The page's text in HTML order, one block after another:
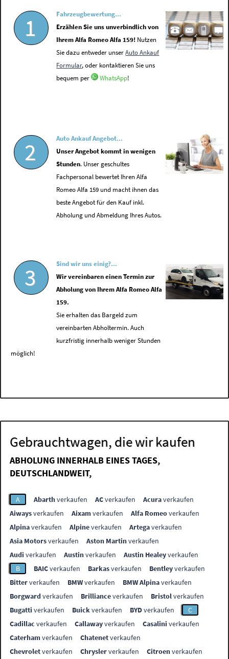
1
Fahrzeugbewertung...
Erzählen Sie uns unverbindlich von
Ihrem Alfa Romeo Alfa 159! Nutzen
Sie dazu entweder unserAuto Ankauf
Formular, oder kontaktieren Sie uns
bequem per
WhatsApp!
2
Auto Ankauf Angebot...
Unser Angebot kommt in wenigen
Stunden. Unser geschultes
Fachpersonal bewertet Ihren Alfa
Romeo Alfa 159 und macht ihnen das
beste Angebot für den Kauf inkl.
Abholung und Abmeldung Ihres Autos.
3
Sind wir uns einig?...
Wir vereinbaren einen Termin zur
Abholung von Ihrem Alfa Romeo Alfa
159.
Sie erhalten das Bargeld zum
vereinbarten Abholtermin. Auch
kurzfristig innerhalb weniger Stunden
möglich!
Gebrauchtwagen, die wir kaufen
ABHOLUNG INNERHALB EINES TAGES,
DEUTSCHLANDWEIT,
A Abarthverkaufen ACverkaufen Acuraverkaufen
Aiwaysverkaufen Aixamverkaufen Alfa Romeoverkaufen
Alpinaverkaufen Alpineverkaufen Artegaverkaufen
Asia Motorsverkaufen Aston Martinverkaufen
Audi verkaufen Austinverkaufen Austin Healeyverkaufen
B
BAICverkaufen Barkasverkaufen Bentleyverkaufen
Bitterverkaufen BMWverkaufen BMW Alpinaverkaufen
Borgwardverkaufen Brillianceverkaufen Bristolverkaufen
Bugatti verkaufen Buickverkaufen BYDverkaufen
C
Cadillac verkaufen Callawayverkaufen Casalini verkaufen
Caterhamverkaufen Chatenetverkaufen
Chevroletverkaufen Chryslerverkaufen Citroenverkaufen